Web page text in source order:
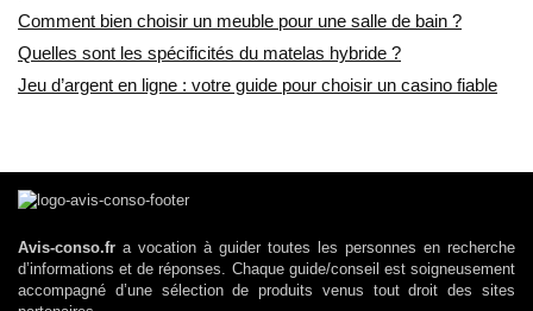
Comment bien choisir un meuble pour une salle de bain ?
Quelles sont les spécificités du matelas hybride ?
Jeu d’argent en ligne : votre guide pour choisir un casino fiable
Avis-conso.fr a vocation à guider toutes les personnes en recherche
d’informations et de réponses. Chaque guide/conseil est soigneusement
accompagné d’une sélection de produits venus tout droit des sites